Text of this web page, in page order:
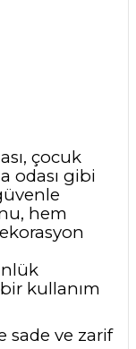
çocuk
odası gibi
hem
kullanım
sade ve zarif